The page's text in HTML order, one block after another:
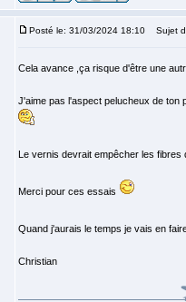
Posté le: 31/03/2024 18:10 Sujet
Cela avance ,ça risque d'être une
J'aime pas l'aspect pelucheux de ton
Le vernis devrait empêcher les fibres
Merci pour ces essais
Quand j'aurais le temps je vais en
Christian